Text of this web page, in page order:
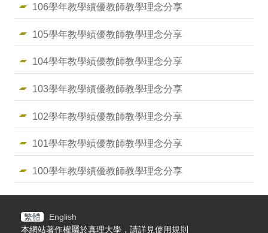
106學年教學績優教師教學理念分享
105學年教學績優教師教學理念分享
104學年教學績優教師教學理念分享
103學年教學績優教師教學理念分享
102學年教學績優教師教學理念分享
101學年教學績優教師教學理念分享
100學年教學績優教師教學理念分享
繁體
English
本網站著作權屬於真理大學，請詳見使用規則